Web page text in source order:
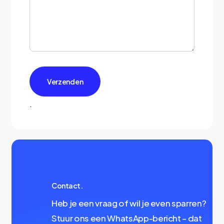
.
Contact.
Heb je een vraag of wil je even sparren?
Stuur ons een WhatsApp-bericht – dat